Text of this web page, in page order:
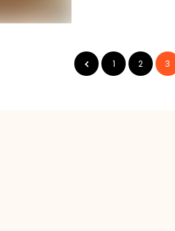
1 2 3